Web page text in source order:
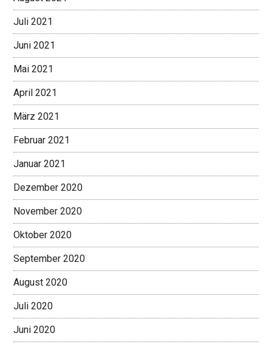
Juli 2021
Juni 2021
Mai 2021
April 2021
März 2021
Februar 2021
Januar 2021
Dezember 2020
November 2020
Oktober 2020
September 2020
August 2020
Juli 2020
Juni 2020